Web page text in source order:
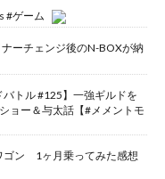
#ゲーム
ーチェンジ後のN-BOXが納
トル #125】一強ギルドを
ョー＆与太話【#メメントモ
ン 1ヶ月乗ってみた感想